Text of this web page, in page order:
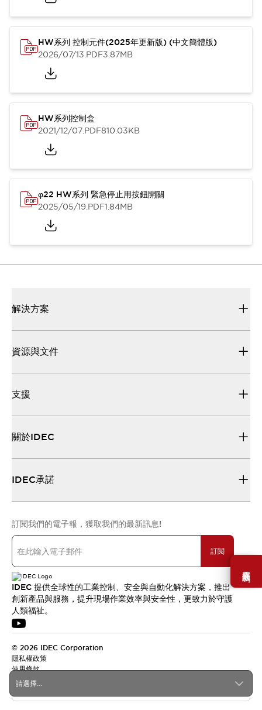
需要幫助嗎？
HW系列 控制元件(2025年更新版) (中文簡體版)
2026/07/13.PDF3.87MB
HW系列控制盒
2021/12/07.PDF810.03KB
φ22 HW系列 緊急停止用按鈕開關
2025/05/19.PDF1.84MB
請選擇...
解決方案
資源與文件
支援
關於IDEC
IDEC承諾
訂閱我們的電子報，獲取我們的最新訊息!
訂閱
IDEC 提供全球性的工業控制、安全與自動化解決方案，推出
創新產品與服務，提升現場作業效率與安全性，更致力於守護
人類福祉。
© 2026 IDEC Corporation
隱私權政策
使用條款
台灣